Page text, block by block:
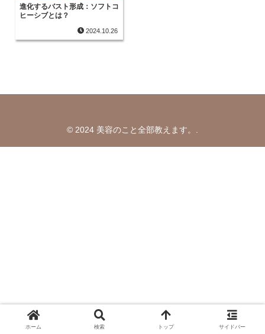
進化するバスト形成：ソフトコ
ヒーシブとは？
2024.10.26
© 2024 美容のこと全部教えます。.
ホーム 検索 トップ サイドバー